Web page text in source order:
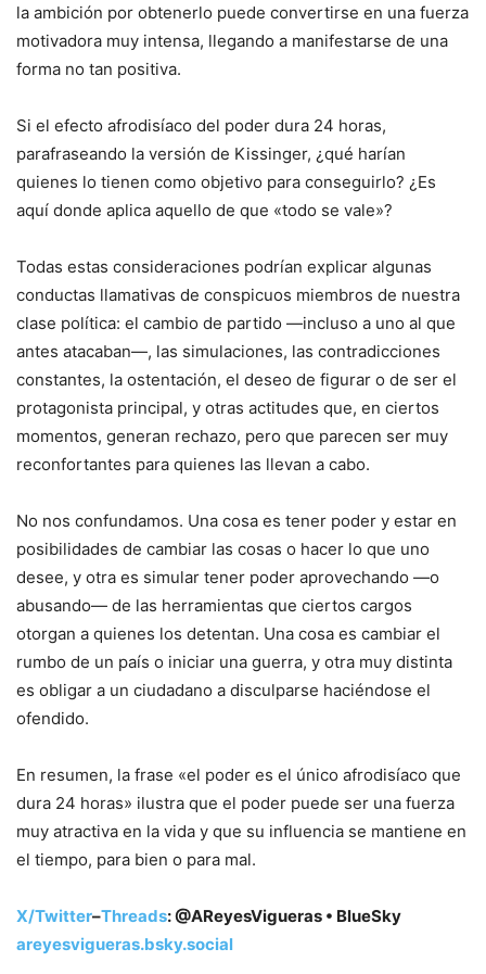
la ambición por obtenerlo puede convertirse en una fuerza
motivadora muy intensa, llegando a manifestarse de una
forma no tan positiva.
Si el efecto afrodisíaco del poder dura 24 horas,
parafraseando la versión de Kissinger, ¿qué harían
quienes lo tienen como objetivo para conseguirlo? ¿Es
aquí donde aplica aquello de que «todo se vale»?
Todas estas consideraciones podrían explicar algunas
conductas llamativas de conspicuos miembros de nuestra
clase política: el cambio de partido —incluso a uno al que
antes atacaban—, las simulaciones, las contradicciones
constantes, la ostentación, el deseo de figurar o de ser el
protagonista principal, y otras actitudes que, en ciertos
momentos, generan rechazo, pero que parecen ser muy
reconfortantes para quienes las llevan a cabo.
No nos confundamos. Una cosa es tener poder y estar en
posibilidades de cambiar las cosas o hacer lo que uno
desee, y otra es simular tener poder aprovechando —o
abusando— de las herramientas que ciertos cargos
otorgan a quienes los detentan. Una cosa es cambiar el
rumbo de un país o iniciar una guerra, y otra muy distinta
es obligar a un ciudadano a disculparse haciéndose el
ofendido.
En resumen, la frase «el poder es el único afrodisíaco que
dura 24 horas» ilustra que el poder puede ser una fuerza
muy atractiva en la vida y que su influencia se mantiene en
el tiempo, para bien o para mal.
X/Twitter–Threads: @AReyesVigueras • BlueSky
areyesvigueras.bsky.social